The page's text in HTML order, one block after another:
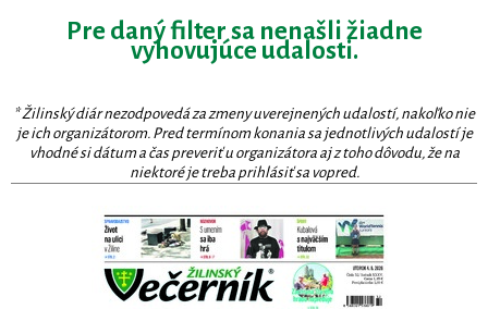
Pre daný filter sa nenašli žiadne
vyhovujúce udalosti.
* Žilinský diár nezodpovedá za zmeny uverejnených udalostí, nakoľko nie
je ich organizátorom. Pred termínom konania sa jednotlivých udalostí je
vhodné si dátum a čas preveriť u organizátora aj z toho dôvodu, že na
niektoré je treba prihlásiť sa vopred.